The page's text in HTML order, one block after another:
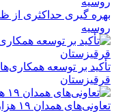
بهره گیری حداکثری از
روسیه
تأکید بر توسعه
قرقیزستان
تعاونی‌های همدان ۱۹ هزار فرصت شغلی ایجاد کرده‌اند